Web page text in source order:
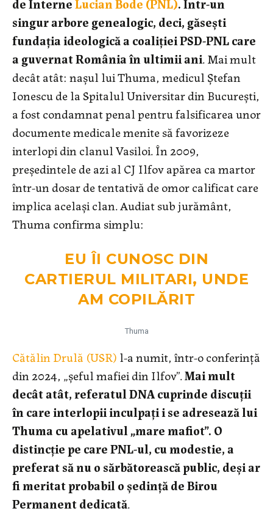
singur arbore genealogic, deci, găsești
fundația ideologică a coaliției PSD-PNL care
a guvernat România în ultimii ani. Mai mult
decât atât: nașul lui Thuma, medicul Ștefan
Ionescu de la Spitalul Universitar din București,
a fost condamnat penal pentru falsificarea unor
documente medicale menite să favorizeze
interlopi din clanul Vasiloi. În 2009,
președintele de azi al CJ Ilfov apărea ca martor
într-un dosar de tentativă de omor calificat care
implica același clan. Audiat sub jurământ,
Thuma confirma simplu:
EU ÎI CUNOSC DIN
CARTIERUL MILITARI, UNDE
AM COPILĂRIT
Thuma
Cătălin Drulă (USR) l-a numit, într-o conferință
din 2024, „șeful mafiei din Ilfov”.Mai mult
decât atât, referatul DNA cuprinde discuții
în care interlopii inculpați i se adresează lui
Thuma cu apelativul „mare mafiot”. O
distincție pe care PNL-ul, cu modestie, a
preferat să nu o sărbătorească public, deși ar
fi meritat probabil o ședință de Birou
Permanent dedicată.